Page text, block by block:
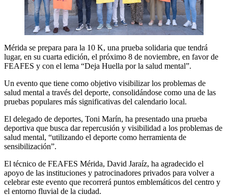
Mérida se prepara para la 10 K, una prueba solidaria que tendrá
lugar, en su cuarta edición, el próximo 8 de noviembre, en favor de
FEAFES y con el lema “Deja Huella por la salud mental”.
Un evento que tiene como objetivo visibilizar los problemas de
salud mental a través del deporte, consolidándose como una de las
pruebas populares más significativas del calendario local.
El delegado de deportes, Toni Marín, ha presentado una prueba
deportiva que busca dar repercusión y visibilidad a los problemas de
salud mental, “utilizando el deporte como herramienta de
sensibilización”.
El técnico de FEAFES Mérida, David Jaraíz, ha agradecido el
apoyo de las instituciones y patrocinadores privados para volver a
celebrar este evento que recorrerá puntos emblemáticos del centro y
el entorno fluvial de la ciudad.